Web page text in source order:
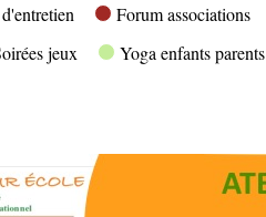
Forum associations
jeux Yoga enfants parents